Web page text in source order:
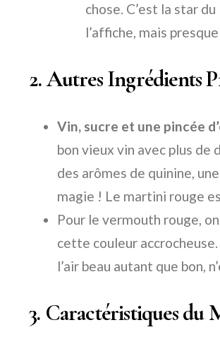
chose. C’est la star
l’affiche, mais
2. Autres Ingrédients
Vin, sucre et une pincée
bon vieux vin avec plus de
des arômes de quinine,
magie ! Le martini rouge
Pour le vermouth rouge,
cette couleur
l’air beau autant que bon,
3. Caractéristiques du